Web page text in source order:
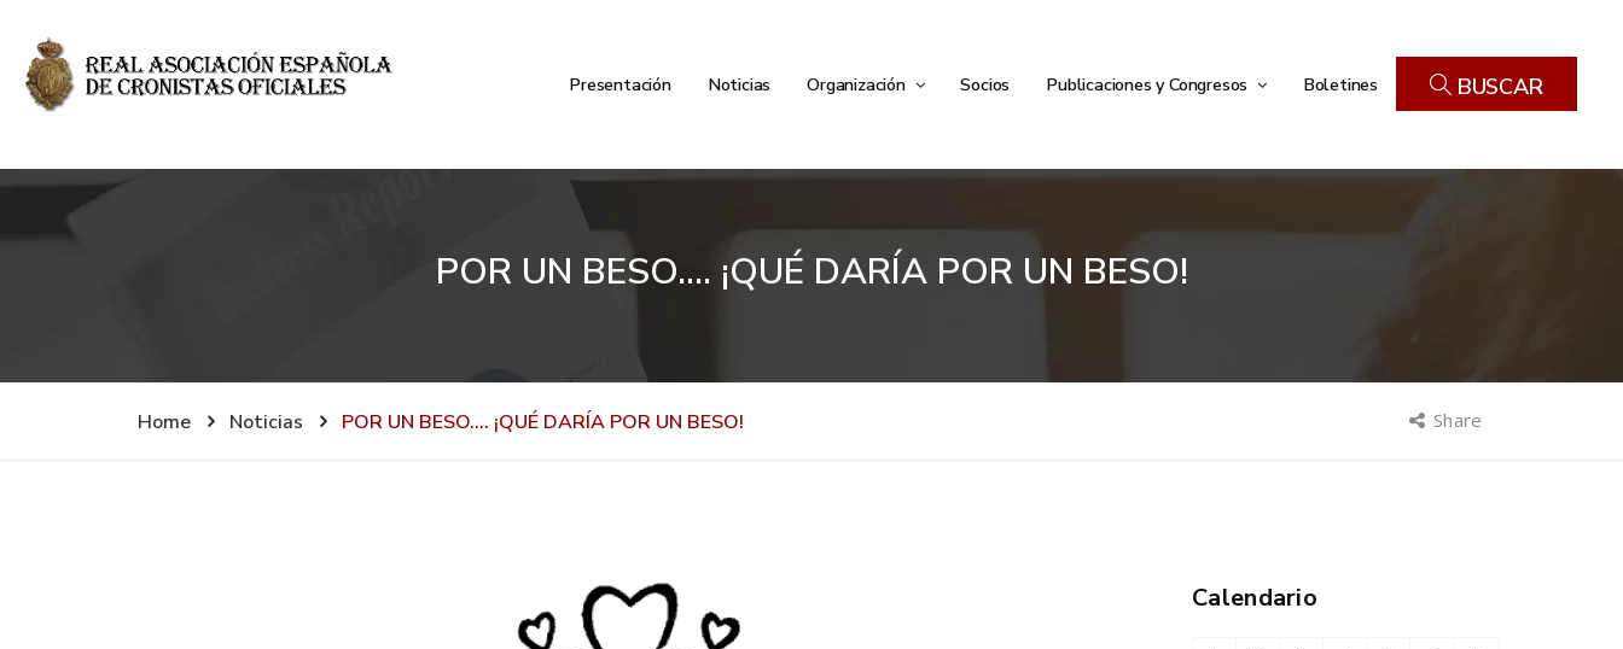
Presentación Noticias Organización Socios Publicaciones y Congresos Boletines BUSCAR
POR UN BESO…. ¡QUÉ DARÍA POR UN BESO!
Home Noticias POR UN BESO…. ¡QUÉ DARÍA POR UN BESO! Share
Calendario